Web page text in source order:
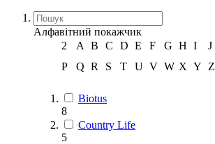
Алфавітний покажчик
2
A B C D E F G H I J
P
Q R S T U V W X Y Z
Biotus
8
Country Life
5